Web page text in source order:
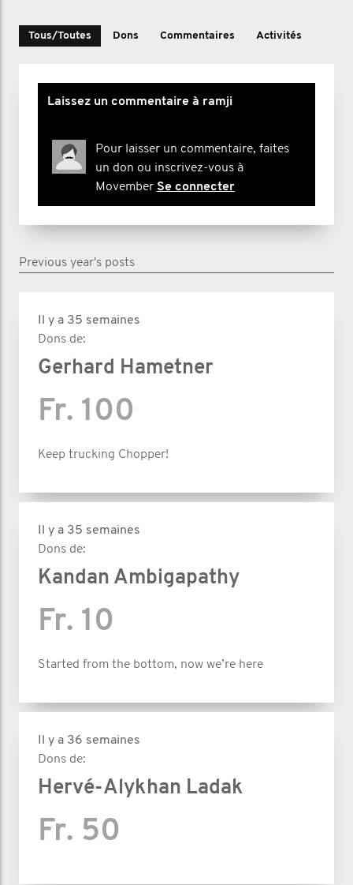
Tous/Toutes Dons Commentaires Activités
Laissez un commentaire à ramji
Pour laisser un commentaire, faites
un don ou inscrivez-vous à
Movember Se connecter
Previous year's posts
Il y a 35 semaines
Dons de:
Gerhard Hametner
Fr. 100
Keep trucking Chopper!
Il y a 35 semaines
Dons de:
Kandan Ambigapathy
Fr. 10
Started from the bottom, now we’re here
Il y a 36 semaines
Dons de:
Hervé-Alykhan Ladak
Fr. 50